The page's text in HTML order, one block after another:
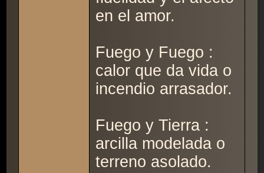
en el amor.
Fuego y Fuego :
calor que da vida o
incendio arrasador.
Fuego y Tierra :
arcilla modelada o
terreno asolado.